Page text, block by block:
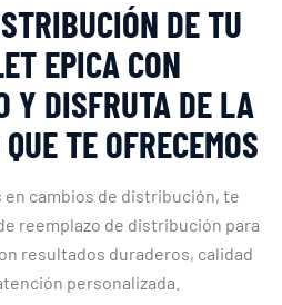
DE TU
EPICA CON
Y DISFRUTA DE LA
TE OFRECEMOS
cambios de distribución, te
reemplazo de distribución para
resultados duraderos, calidad
personalizada.